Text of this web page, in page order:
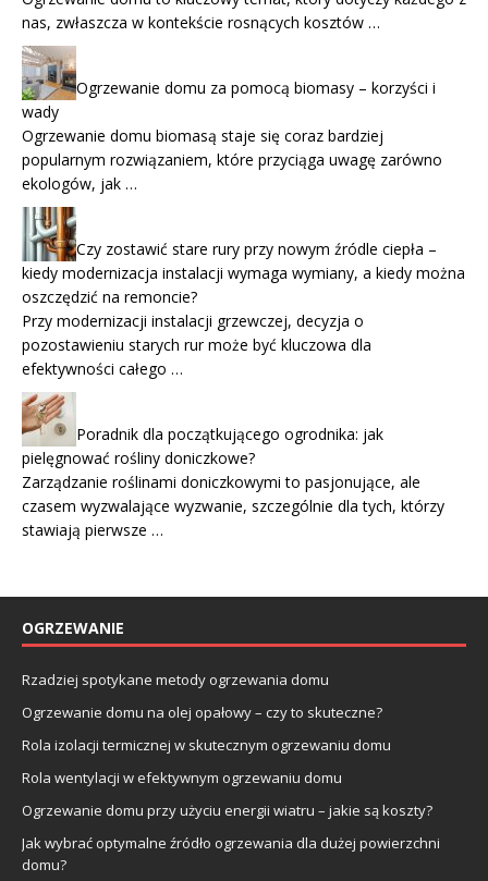
nas, zwłaszcza w kontekście rosnących kosztów …
Ogrzewanie domu za pomocą biomasy – korzyści i
wady
Ogrzewanie domu biomasą staje się coraz bardziej
popularnym rozwiązaniem, które przyciąga uwagę zarówno
ekologów, jak …
Czy zostawić stare rury przy nowym źródle ciepła –
kiedy modernizacja instalacji wymaga wymiany, a kiedy można
oszczędzić na remoncie?
Przy modernizacji instalacji grzewczej, decyzja o
pozostawieniu starych rur może być kluczowa dla
efektywności całego …
Poradnik dla początkującego ogrodnika: jak
pielęgnować rośliny doniczkowe?
Zarządzanie roślinami doniczkowymi to pasjonujące, ale
czasem wyzwalające wyzwanie, szczególnie dla tych, którzy
stawiają pierwsze …
OGRZEWANIE
Rzadziej spotykane metody ogrzewania domu
Ogrzewanie domu na olej opałowy – czy to skuteczne?
Rola izolacji termicznej w skutecznym ogrzewaniu domu
Rola wentylacji w efektywnym ogrzewaniu domu
Ogrzewanie domu przy użyciu energii wiatru – jakie są koszty?
Jak wybrać optymalne źródło ogrzewania dla dużej powierzchni
domu?